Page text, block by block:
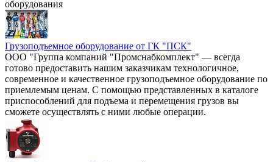
оборудования
Грузоподъемное оборудование от ГК "ПСК"
ООО "Группа компаний "Промснабкомплект" — всегда
готово предоставить нашим заказчикам технологичное,
современное и качественное грузоподъемное оборудование по
приемлемым ценам. С помощью представленных в каталоге
приспособлений для подъема и перемещения грузов вы
сможете осуществлять с ними любые операции.